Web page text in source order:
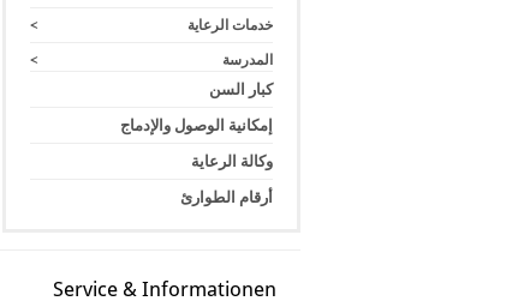
> خدمات الرعاية
> المدرسة
كبار السن
إمكانية الوصول والإدماج
وكالة الرعاية
أرقام الطوارئ
Service & Informationen